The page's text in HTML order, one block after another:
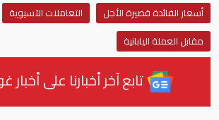
أسعار الفائدة قصيرة الأجل
التعاملات الآسيوية
مقابل العملة اليابانية
تابع آخر أخبارنا على